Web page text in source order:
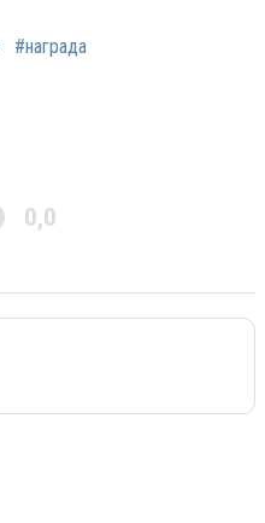
#награда
0,0